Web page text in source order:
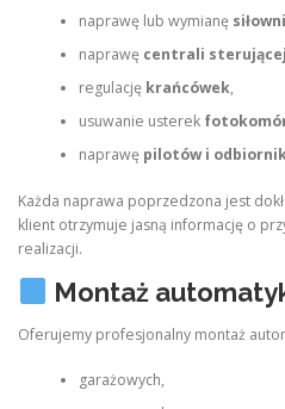
naprawę lub wymianę
naprawę centrali sterującej
regulację krańcówek,
usuwanie usterek
naprawę pilotów i
Każda naprawa poprzedzona jest
klient otrzymuje jasną informację o
realizacji.
Montaż
Oferujemy profesjonalny montaż
garażowych,